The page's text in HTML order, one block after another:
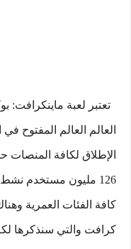
تعتبر لعبة
العالم العالم المفتوح في
الإطلاق لكافة
126 مليون مستخدم
كافة الفئات العمرية
كرافت والتي سنذكرها